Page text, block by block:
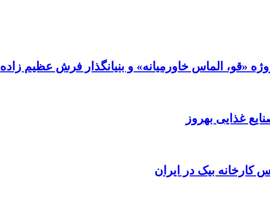
«قو، الماس خاورمیانه» و بنیانگذار فرش عظیم زاده
غذایی بهروز
کارخانه بیک در ایران